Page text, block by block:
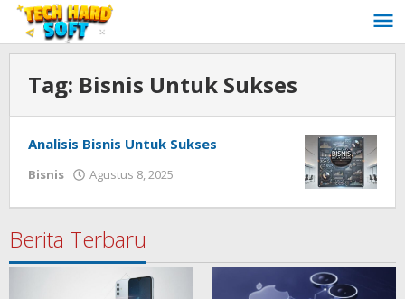
Lewati
konten
Tag: Bisnis Untuk Sukses
Analisis Bisnis Untuk Sukses
Bisnis Agustus 8, 2025
Techhardsoft
Berita Terbaru